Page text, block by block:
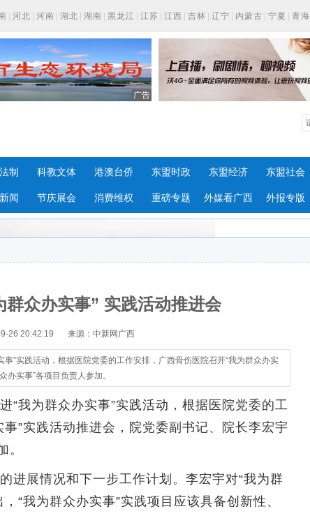
河北 河南 湖北 湖南 黑龙江 江苏 江西 吉林 辽宁 内蒙古 宁夏 青海
广告
制 科教文体 港澳台侨 东盟时政 东盟经济 东盟社会
闻 节庆展会 消费维权 重磅专题 外媒看广西 外报专版
群众办实事” 实践活动推进会
26 20:42:19 来源：中新网广西
”实践活动，根据医院党委的工作安排，广西骨伤医院召开“我为群众办实
办实事”各项目负责人参加。
为群众办实事”实践活动，根据医院党委的工
”实践活动推进会，院党委副书记、院长李宏宇
。
展情况和下一步工作计划。李宏宇对“我为群
“我为群众办实事”实践项目应该具备创新性、